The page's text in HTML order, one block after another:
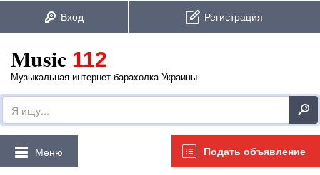
Music 112
Музыкальная интернет-барахолка Украины
Подать объявление
Меню